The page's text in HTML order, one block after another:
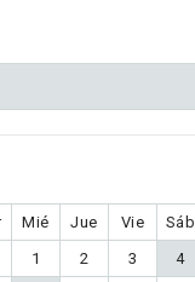
Mié Jue Vie Sáb
1
2 3 4